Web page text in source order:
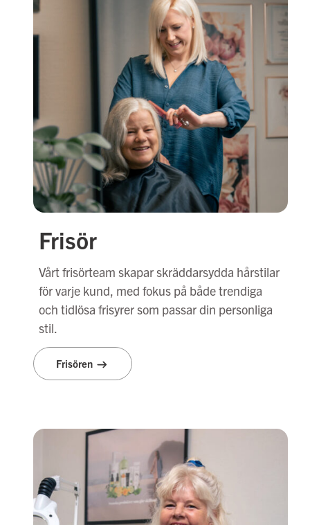
Frisör
Vårt frisörteam skapar skräddarsydda hårstilar
för varje kund, med fokus på både trendiga
och tidlösa frisyrer som passar din personliga
stil.
Frisören